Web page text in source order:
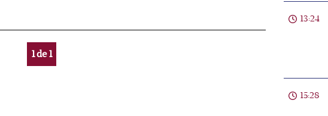
1de1
13:24
15:28